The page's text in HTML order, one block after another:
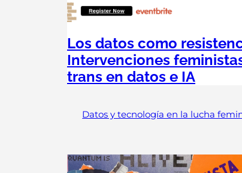
Los datos como
Intervenciones
trans en datos e IA
Datos y tecnología en la lucha